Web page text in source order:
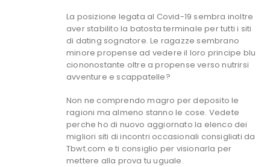
La posizione legata al Covid-19 sembra inoltre
aver stabilito la batosta terminale per tutti i siti
di dating sognatore. Le ragazze sembrano
minore propense ad vedere il loro principe blu
ciononostante oltre a propense verso nutrirsi
avventure e scappatelle?
Non ne comprendo magro per deposito le
ragioni ma almeno stanno le cose. Vedete
perche ho di nuovo aggiornato la elenco dei
migliori siti di incontri occasionali consigliati da
Tbwt.com e ti consiglio per visionarla per
mettere alla prova tu uguale.